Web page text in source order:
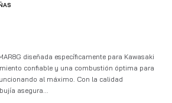
diseñada específicamente para Kawasaki
confiable y una combustión óptima para
al máximo. Con la calidad
asegura...